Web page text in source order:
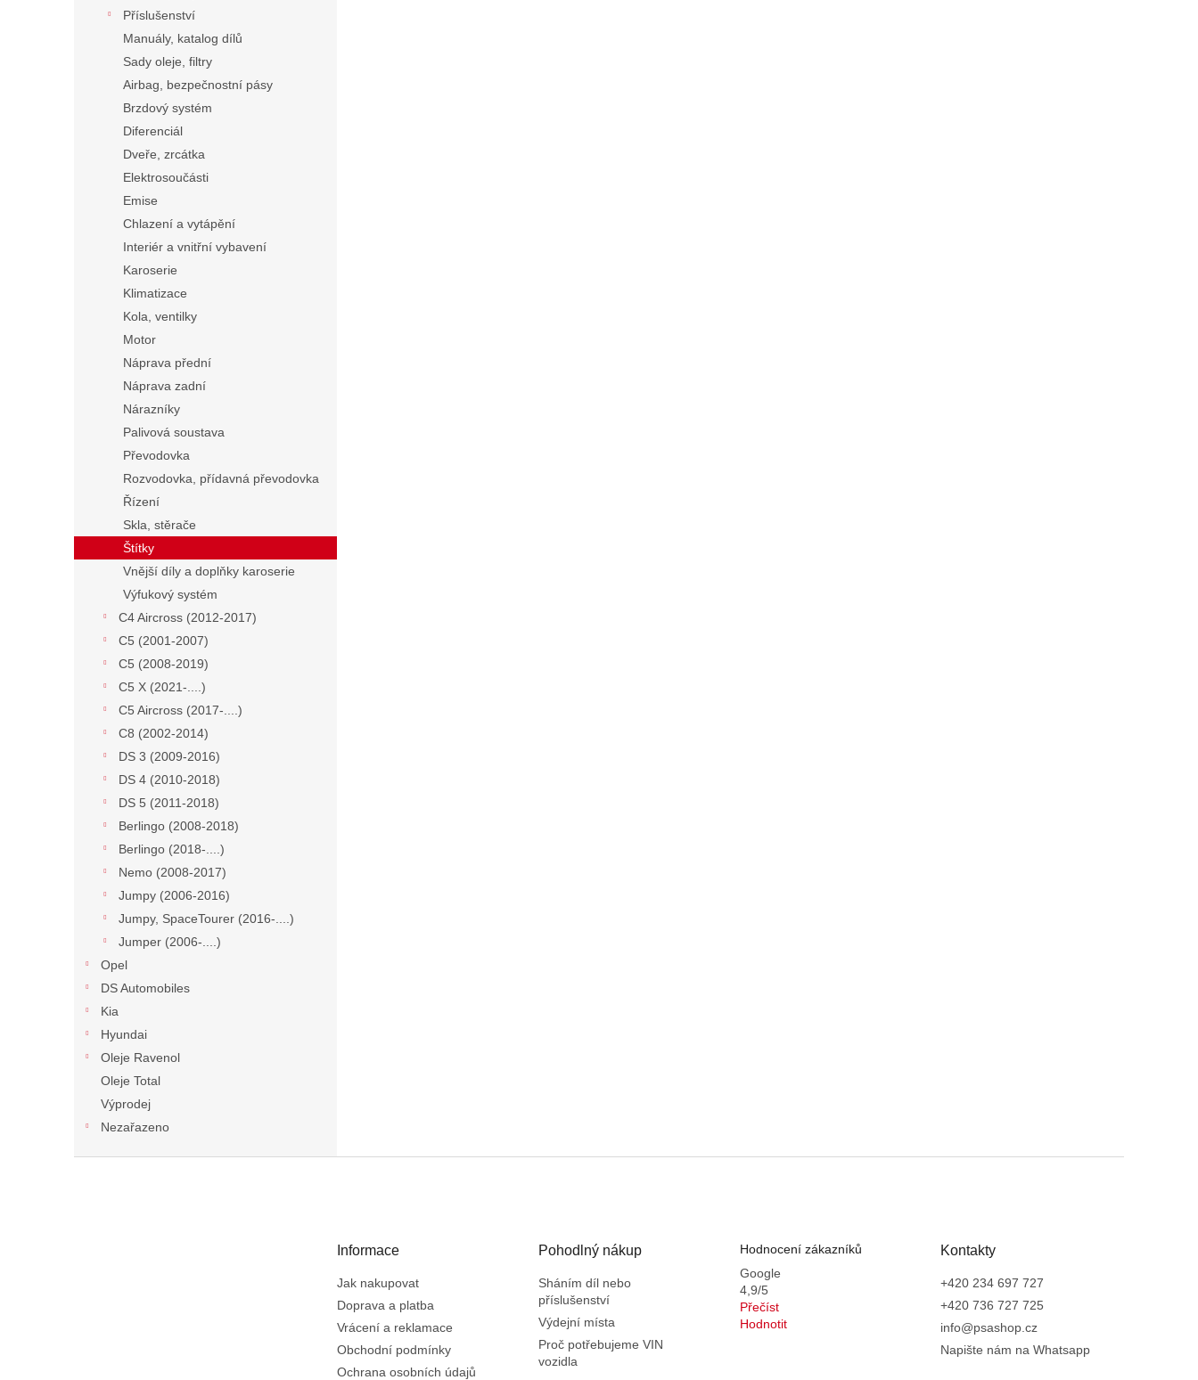
Příslušenství
Manuály, katalog dílů
Sady oleje, filtry
Airbag, bezpečnostní pásy
Brzdový systém
Diferenciál
Dveře, zrcátka
Elektrosoučásti
Emise
Chlazení a vytápění
Interiér a vnitřní vybavení
Karoserie
Klimatizace
Kola, ventilky
Motor
Náprava přední
Náprava zadní
Nárazníky
Palivová soustava
Převodovka
Rozvodovka, přídavná převodovka
Řízení
Skla, stěrače
Štítky
Vnější díly a doplňky karoserie
Výfukový systém
C4 Aircross (2012-2017)
C5 (2001-2007)
C5 (2008-2019)
C5 X (2021-....)
C5 Aircross (2017-....)
C8 (2002-2014)
DS 3 (2009-2016)
DS 4 (2010-2018)
DS 5 (2011-2018)
Berlingo (2008-2018)
Berlingo (2018-....)
Nemo (2008-2017)
Jumpy (2006-2016)
Jumpy, SpaceTourer (2016-....)
Jumper (2006-....)
Opel
DS Automobiles
Kia
Hyundai
Oleje Ravenol
Oleje Total
Výprodej
Nezařazeno
Informace
Jak nakupovat
Doprava a platba
Vrácení a reklamace
Obchodní podmínky
Ochrana osobních údajů
Pohodlný nákup
Sháním díl nebo
příslušenství
Výdejní místa
Proč potřebujeme VIN
vozidla
Hodnocení zákazníků
Google
4,9/5
Přečíst
Hodnotit
Kontakty
+420 234 697 727
+420 736 727 725
info@psashop.cz
Napište nám na Whatsapp